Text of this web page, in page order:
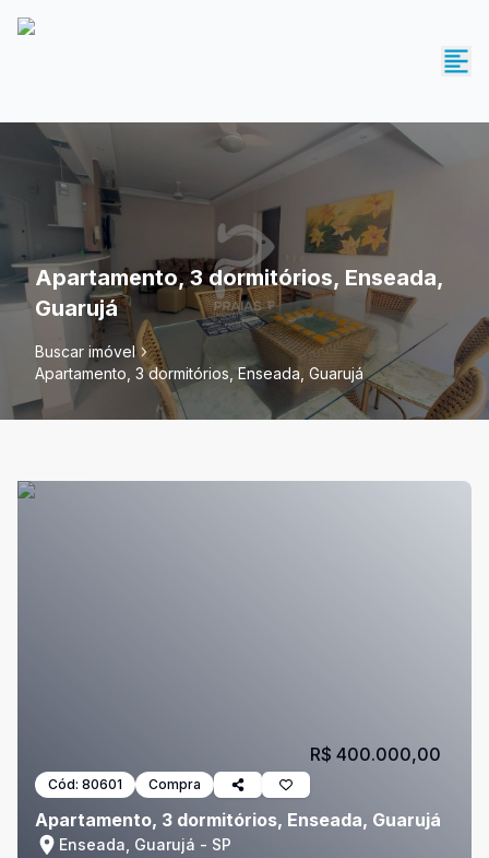
Apartamento, 3 dormitórios, Enseada,
Guarujá
Buscar imóvel
Apartamento, 3 dormitórios, Enseada, Guarujá
Cód: 80601 Compra
Apartamento, 3 dormitórios, Enseada, Guarujá
Enseada, Guarujá - SP
R$ 400.000,00